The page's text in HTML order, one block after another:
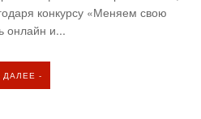
конкурсу «Меняем свою
онлайн и...
ДАЛЕЕ -